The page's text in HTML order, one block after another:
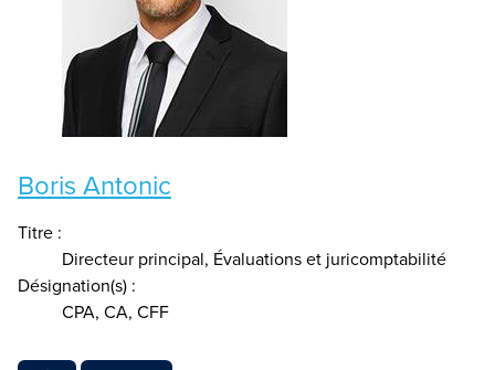
Boris Antonic
Titre :
Directeur principal, Évaluations et juricomptabilité
Désignation(s) :
CPA, CA, CFF